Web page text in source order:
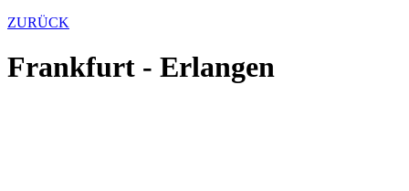
ZURÜCK
Frankfurt - Erlangen